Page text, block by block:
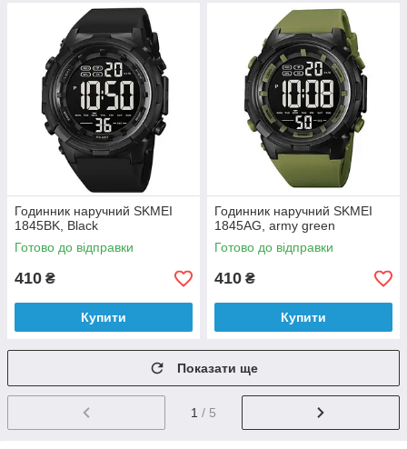
Годинник наручний SKMEI
1845BK, Black
Готово до відправки
410 ₴
Купити
Годинник наручний SKMEI
1845AG, army green
Готово до відправки
410 ₴
Купити
Показати ще
1 / 5